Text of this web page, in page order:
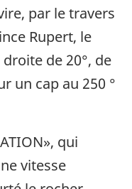
par le travers
Rupert, le
de 20°, de
un cap au 250 °
qui
vitesse